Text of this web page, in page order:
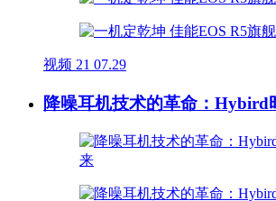
视频 21 07.29
降噪耳机技术的革命：Hybird